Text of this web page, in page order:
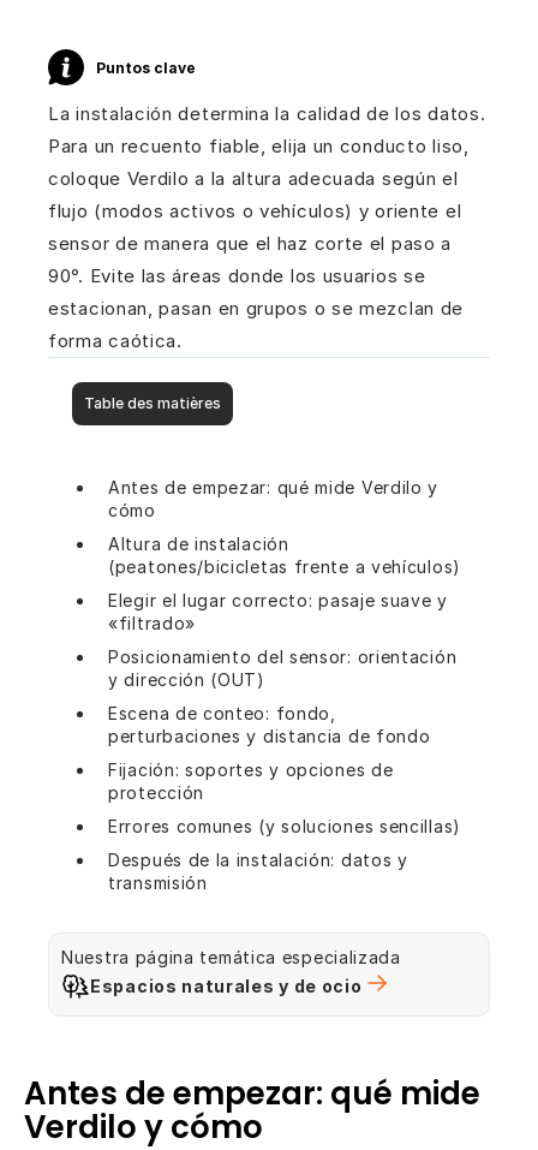
Puntos clave
La instalación determina la calidad de los datos.
Para un recuento fiable, elija un conducto liso,
coloque Verdilo a la altura adecuada según el
flujo (modos activos o vehículos) y oriente el
sensor de manera que el haz corte el paso a
90°. Evite las áreas donde los usuarios se
estacionan, pasan en grupos o se mezclan de
forma caótica.
Table des matières
Antes de empezar: qué mide Verdilo y
cómo
Altura de instalación
(peatones/bicicletas frente a vehículos)
Elegir el lugar correcto: pasaje suave y
«filtrado»
Posicionamiento del sensor: orientación
y dirección (OUT)
Escena de conteo: fondo,
perturbaciones y distancia de fondo
Fijación: soportes y opciones de
protección
Errores comunes (y soluciones sencillas)
Después de la instalación: datos y
transmisión
Nuestra página temática especializada
Espacios naturales y de ocio
Antes de empezar: qué mide
Verdilo y cómo